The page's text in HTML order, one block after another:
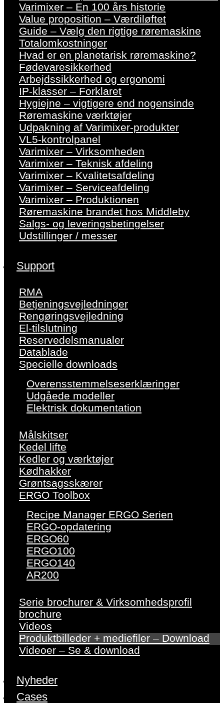
Varimixer – En 100 års historie
Value proposition – Værdiløftet
Guide – Vælg den rigtige røremaskine
Totalomkostninger
Hvad er en planetarisk røremaskine?
Fødevaresikkerhed
Arbejdssikkerhed og ergonomi
IP-klasser – Forklaret
Hygiejne – vigtigere end nogensinde
Røremaskine værktøjer
Udpakning af Varimixer-produkter
VL5-kontrolpanel
Varimixer – Virksomheden
Varimixer – Teknisk afdeling
Varimixer – Kvalitetsafdeling
Varimixer – Serviceafdeling
Varimixer – Produktionen
Røremaskine brandet hos Middleby
Salgs- og leveringsbetingelser
Udstillinger / messer
Support
RMA
Betjeningsvejledninger
Rengøringsvejledning
El-tilslutning
Reservedelsmanualer
Datablade
Specielle downloads
Overensstemmelseserklæringer
Udgåede modeller
Elektrisk dokumentation
Målskitser
Kedel lifte
Kedler og værktøjer
Kødhakker
Grøntsagsskærer
ERGO Toolbox
Recipe Manager ERGO Serien
ERGO-opdatering
ERGO60
ERGO100
ERGO140
AR200
Serie brochurer & Virksomhedsprofil
brochure
Videos
Produktbilleder + mediefiler – Download
Videoer – Se & download
Nyheder
Cases